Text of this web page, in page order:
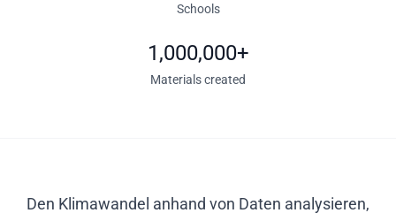
Schools
1,000,000+
Materials created
Den Klimawandel anhand von Daten analysieren,